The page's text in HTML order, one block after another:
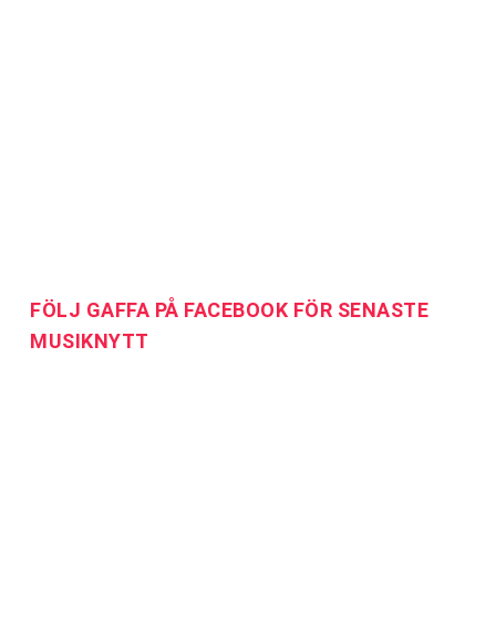
FÖLJ GAFFA PÅ FACEBOOK FÖR SENASTE
MUSIKNYTT